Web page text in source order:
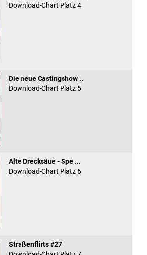
Download-Chart Platz 4
Die neue Castingshow ...
Download-Chart Platz 5
Alte Drecksäue - Spe ...
Download-Chart Platz 6
Straßenflirts #27